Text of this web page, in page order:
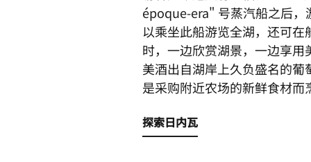
époque-era" 号蒸汽船之后，
以乘坐此船游览全湖，还可在
时，一边欣赏湖景，一边享用
美酒出自湖岸上久负盛名的葡
是采购附近农场的新鲜食材而
探索日内瓦